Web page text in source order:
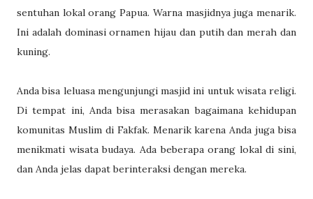
sentuhan lokal orang Papua. Warna masjidnya juga menarik.
Ini adalah dominasi ornamen hijau dan putih dan merah dan
kuning.
Anda bisa leluasa mengunjungi masjid ini untuk wisata religi.
Di tempat ini, Anda bisa merasakan bagaimana kehidupan
komunitas Muslim di Fakfak. Menarik karena Anda juga bisa
menikmati wisata budaya. Ada beberapa orang lokal di sini,
dan Anda jelas dapat berinteraksi dengan mereka.